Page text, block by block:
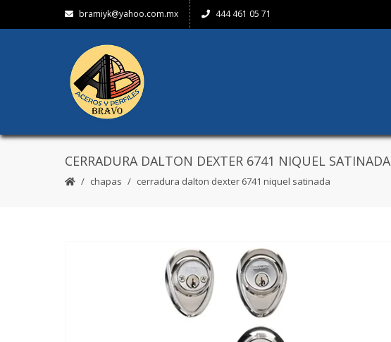
bramiyk@yahoo.com.mx 444 461 05 71
CERRADURA DALTON DEXTER 6741 NIQUEL SATINADA
chapas cerradura dalton dexter 6741 niquel satinada